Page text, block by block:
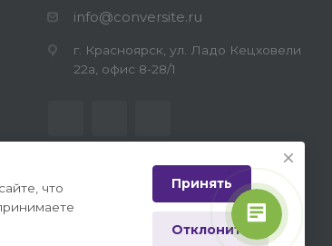
Добрый день, могу я
Вас по
info@conversite.ru
г. Красноярск, ул. Ладо Кецховели
22а, офис 8-28/1
что
Принять
Отклонить